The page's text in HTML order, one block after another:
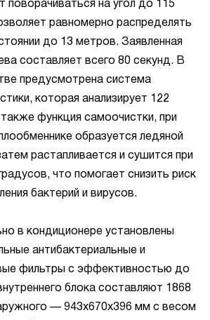
поворачиваться на угол до 115
равномерно распределять
до 13 метров. Заявленная
составляет всего 80 секунд. В
предусмотрена система
которая анализирует 122
функция самоочистки, при
образуется ледяной
растапливается и сушится при
что помогает снизить риск
бактерий и вирусов.
в кондиционере установлены
антибактериальные и
фильтры с эффективностью до
блока составляют 1868
— 943х670х396 мм с весом